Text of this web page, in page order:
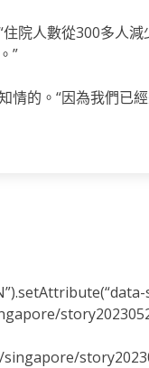
院人數從300多人
”
情的。“因為我們已